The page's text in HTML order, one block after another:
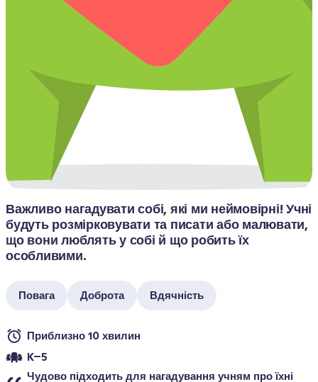
Важливо нагадувати собі, які ми неймовірні! Учні
будуть розмірковувати та писати або малювати,
що вони люблять у собі й що робить їх
особливими.
Повага Доброта Вдячність
Приблизно 10 хвилин
K–5
Чудово підходить для нагадування учням про їхні